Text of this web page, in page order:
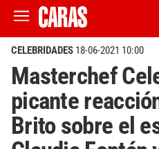
CELEBRIDADES 18-06-2021 10:00
Masterchef
picante
Brito sobre el